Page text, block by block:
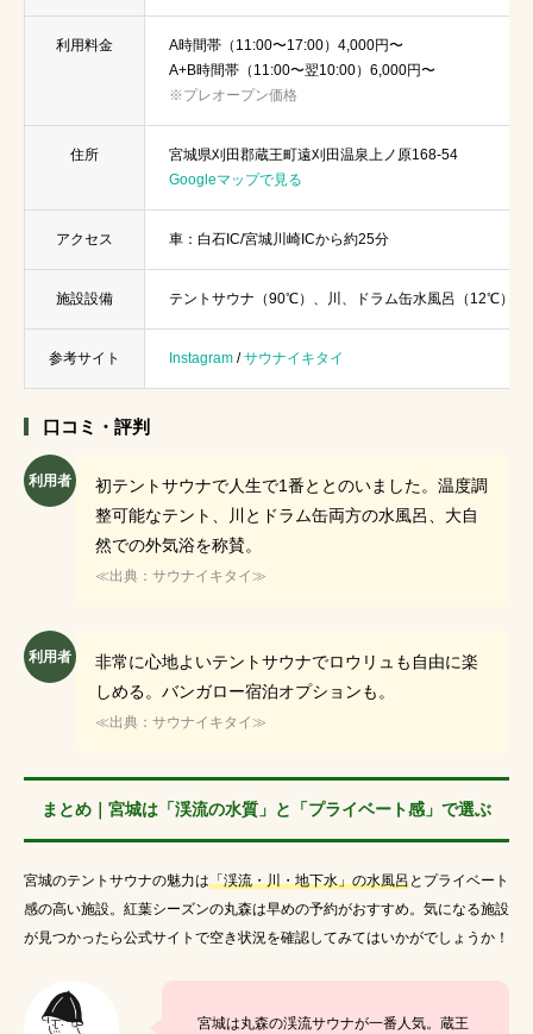
利用料金
A時間帯（11:00〜17:00）4,000円〜
A+B時間帯（11:00〜翌10:00）6,000円〜
※プレオープン価格
住所
宮城県刈田郡蔵王町遠刈田温泉上ノ原168-54
Googleマップで見る
アクセス 車：白石IC/宮城川崎ICから約25分
施設設備 テントサウナ（90℃）、川、ドラム缶水風呂（12℃）、
参考サイト Instagram /サウナイキタイ
口コミ・評判
利用者
初テントサウナで人生で1番ととのいました。温度調
整可能なテント、川とドラム缶両方の水風呂、大自
然での外気浴を称賛。
≪出典：サウナイキタイ≫
利用者
非常に心地よいテントサウナでロウリュも自由に楽
しめる。バンガロー宿泊オプションも。
≪出典：サウナイキタイ≫
まとめ｜宮城は「渓流の水質」と「プライベート感」で選ぶ
宮城のテントサウナの魅力は 「渓流・川・地下水」の水風呂 とプライベート
感の高い施設。紅葉シーズンの丸森は早めの予約がおすすめ。気になる施設
が見つかったら公式サイトで空き状況を確認してみてはいかがでしょうか！
宮城は丸森の渓流サウナが一番人気。蔵王